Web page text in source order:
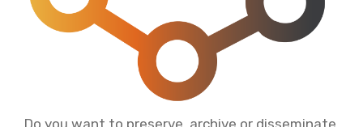
Do you want to preserve, archive or disseminate